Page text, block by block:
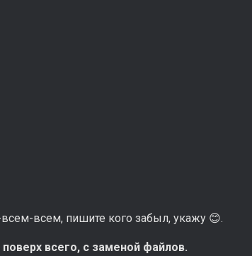
всем, пишите кого забыл, укажу 😊.
всего, с заменой файлов.